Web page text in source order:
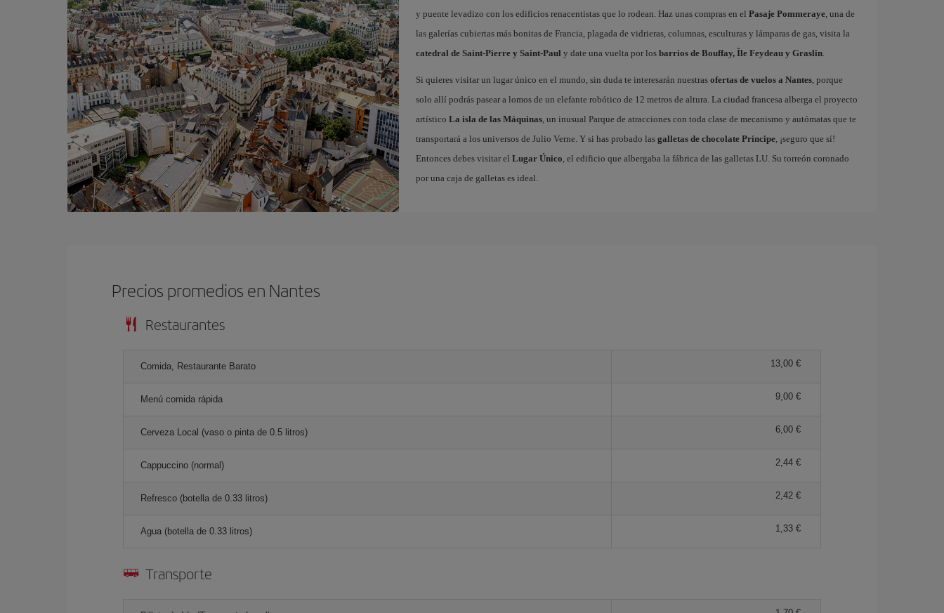
y puente levadizo con los edificios renacentistas que lo rodean. Haz unas compras en el Pasaje Pommeraye, una de
las galerías cubiertas más bonitas de Francia, plagada de vidrieras, columnas, esculturas y lámparas de gas, visita la
catedral de Saint-Pierre y Saint-Paul y date una vuelta por los barrios de Bouffay, Île Feydeau y Graslin.
Si quieres visitar un lugar único en el mundo, sin duda te interesarán nuestras ofertas de vuelos a Nantes, porque
solo allí podrás pasear a lomos de un elefante robótico de 12 metros de altura. La ciudad francesa alberga el proyecto
artístico La isla de las Máquinas, un inusual Parque de atracciones con toda clase de mecanismo y autómatas que te
transportará a los universos de Julio Verne. Y si has probado las galletas de chocolate Príncipe, ¡seguro que sí!
Entonces debes visitar el Lugar Único, el edificio que albergaba la fábrica de las galletas LU. Su torreón coronado
por una caja de galletas es ideal.
Precios promedios en Nantes
Restaurantes
Comida, Restaurante Barato 13,00 €
Menú comida rápida 9,00 €
Cerveza Local (vaso o pinta de 0.5 litros) 6,00 €
Cappuccino (normal) 2,44 €
Refresco (botella de 0.33 litros) 2,42 €
Agua (botella de 0.33 litros) 1,33 €
Transporte